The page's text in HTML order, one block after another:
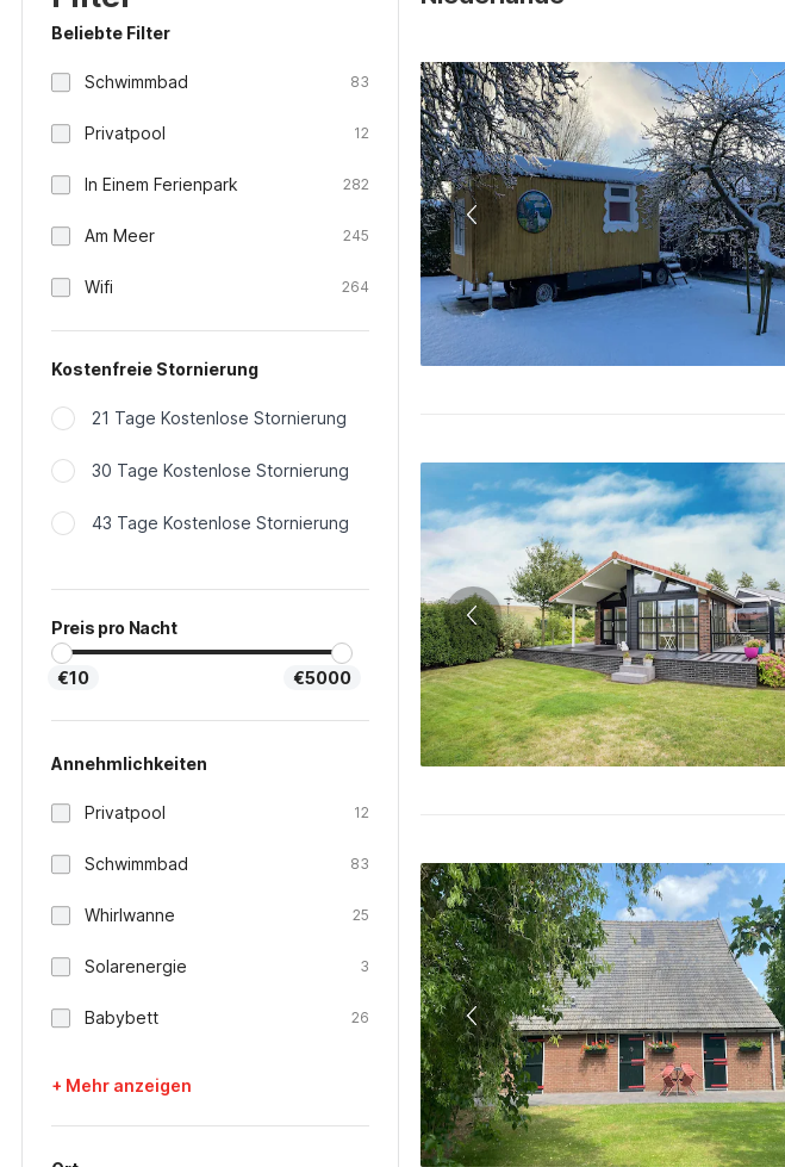
Beliebte Filter
Schwimmbad 83
Privatpool 12
In Einem Ferienpark 282
Am Meer 245
Wifi 264
Kostenfreie Stornierung
21 Tage Kostenlose Stornierung
30 Tage Kostenlose Stornierung
43 Tage Kostenlose Stornierung
Preis pro Nacht
€10 €5000
Annehmlichkeiten
Privatpool 12
Schwimmbad 83
Whirlwanne 25
Solarenergie 3
Babybett 26
+ Mehr anzeigen